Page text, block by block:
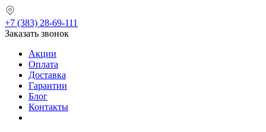
+7 (383) 28-69-111
Заказать звонок
Акции
Оплата
Доставка
Гарантии
Блог
Контакты